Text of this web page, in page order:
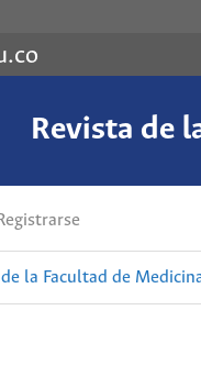
Revista de
Registrarse
de la Facultad de